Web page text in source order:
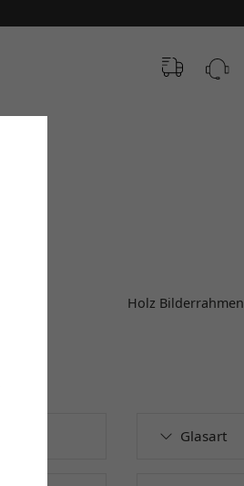
Holz Bilderrahmen
Glasart